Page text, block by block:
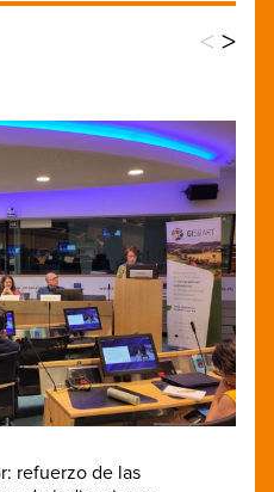
< >
refuerzo de las